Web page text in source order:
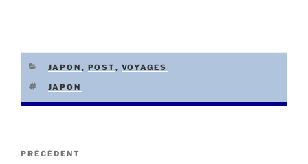
CATÉGORIES
JAPON , POST, VOYAGES
ÉTIQUETTES
JAPON
Navigation
Article
PRÉCÉDENT